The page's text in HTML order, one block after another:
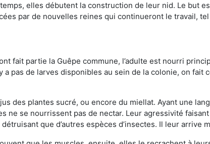
elles débutent la construction de leur nid. Le but
par de nouvelles reines qui continueront le travail,
fait partie la Guêpe commune, l’adulte est nourri
a pas de larves disponibles au sein de la colonie, on fait
des plantes sucré, ou encore du miellat. Ayant une
ne se nourrissent pas de nectar. Leur agressivité
détruisant que d’autres espèces d’insectes. Il leur arrive